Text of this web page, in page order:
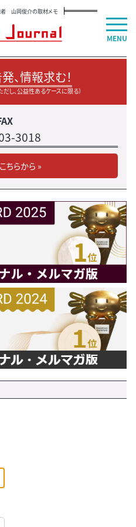
者 山岡俊介の取材メモ
、情報求む！
し、公益性あるケースに限る）
3018
ちらから »
MENU